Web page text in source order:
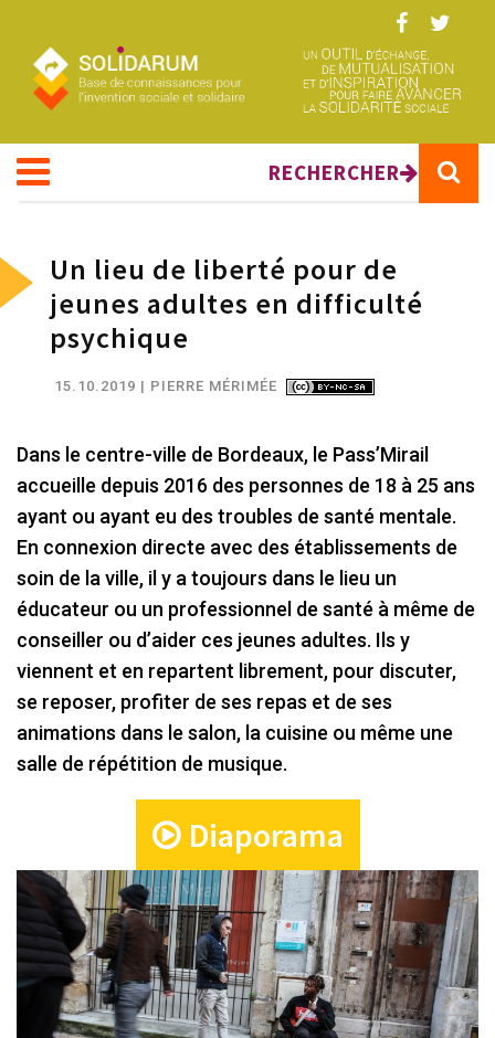
RECHERCHER
Un lieu de liberté pour de
jeunes adultes en difficulté
psychique
15.10.2019 | PIERRE MÉRIMÉE
Dans le centre-ville de Bordeaux, le Pass’Mirail
accueille depuis 2016 des personnes de 18 à 25 ans
ayant ou ayant eu des troubles de santé mentale.
En connexion directe avec des établissements de
soin de la ville, il y a toujours dans le lieu un
éducateur ou un professionnel de santé à même de
conseiller ou d’aider ces jeunes adultes. Ils y
viennent et en repartent librement, pour discuter,
se reposer, profiter de ses repas et de ses
animations dans le salon, la cuisine ou même une
salle de répétition de musique.
Diaporama